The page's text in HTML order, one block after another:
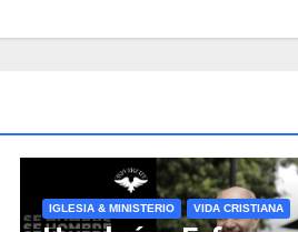
IGLESIA & MINISTERIO VIDA CRISTIANA